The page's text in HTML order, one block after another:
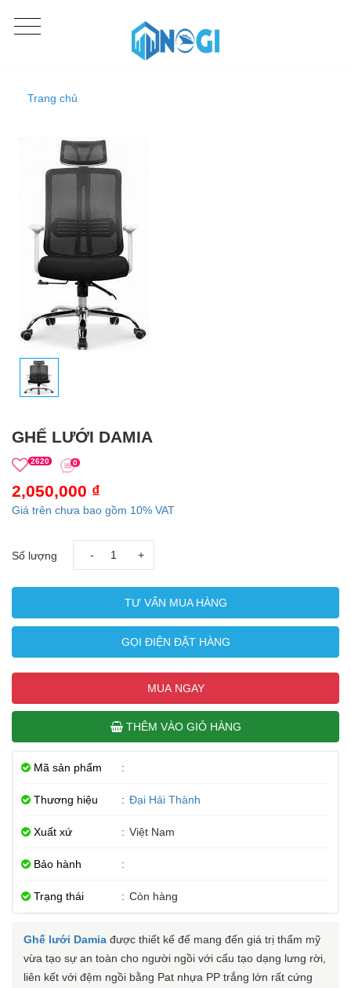
Trang chủ
GHẾ LƯỚI DAMIA
2620 0
2,050,000 ₫
Giá trên chưa bao gồm 10% VAT
Số lượng - +
TƯ VẤN MUA HÀNG
GỌI ĐIỆN ĐẶT HÀNG
MUA NGAY
THÊM VÀO GIỎ HÀNG
Mã sản phẩm :
Thương hiệu : Đại Hải Thành
Xuất xứ : Việt Nam
Bảo hành :
Trạng thái : Còn hàng
Ghế lưới Damia được thiết kế để mang đến giá trị thẩm mỹ
vừa tạo sự an toàn cho người ngồi với cấu tạo dạng lưng rời,
liên kết với đệm ngồi bằng Pat nhựa PP trắng lớn rất cứng